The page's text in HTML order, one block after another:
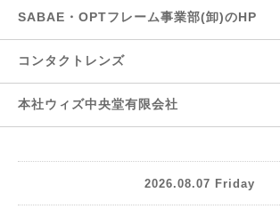
SABAE・OPTフレーム事業部(卸)のHP
コンタクトレンズ
本社ウィズ中央堂有限会社
2026.08.07 Friday